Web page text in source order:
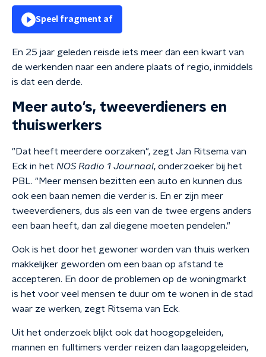
Speel fragment af
En 25 jaar geleden reisde iets meer dan een kwart van
de werkenden naar een andere plaats of regio, inmiddels
is dat een derde.
Meer auto's, tweeverdieners en
thuiswerkers
"Dat heeft meerdere oorzaken", zegt Jan Ritsema van
Eck in het NOS Radio 1 Journaal, onderzoeker bij het
PBL. "Meer mensen bezitten een auto en kunnen dus
ook een baan nemen die verder is. En er zijn meer
tweeverdieners, dus als een van de twee ergens anders
een baan heeft, dan zal diegene moeten pendelen."
Ook is het door het gewoner worden van thuis werken
makkelijker geworden om een baan op afstand te
accepteren. En door de problemen op de woningmarkt
is het voor veel mensen te duur om te wonen in de stad
waar ze werken, zegt Ritsema van Eck.
Uit het onderzoek blijkt ook dat hoogopgeleiden,
mannen en fulltimers verder reizen dan laagopgeleiden,